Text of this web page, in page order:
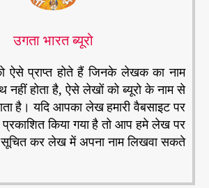
उगता भारत ब्यूरो
प्राप्त होते हैं जिनके लेखक का नाम
होता है, ऐसे लेखों को ब्यूरो के नाम से
है। यदि आपका लेख हमारी वैबसाइट पर
किया गया है तो आप हमे लेख पर
कर लेख में अपना नाम लिखवा सकते